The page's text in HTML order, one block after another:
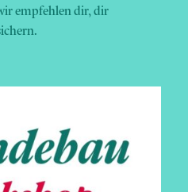
empfehlen dir, dir